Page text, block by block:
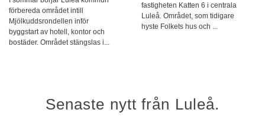
förbereda området intill
Mjölkuddsrondellen inför
byggstart av hotell, kontor och
bostäder. Området stängslas i...
fastigheten Katten 6 i centrala
Luleå. Området, som tidigare
hyste Folkets hus och ...
Senaste nytt från Luleå.